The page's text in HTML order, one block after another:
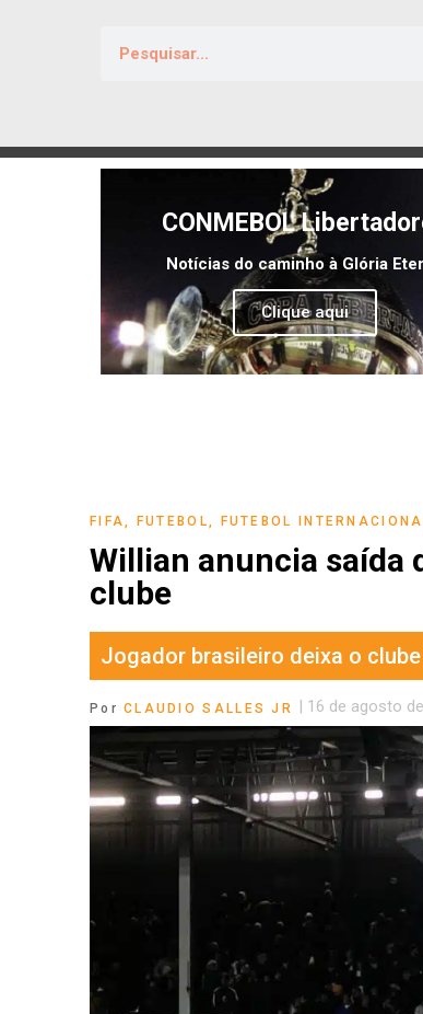
CONMEBOL
Notícias do caminho à Glória
Clique aqui
FIFA, FUTEBOL, FUTEBOL
Willian anuncia saída
clube
Jogador brasileiro deixa o
Por CLAUDIO SALLES JR | 16 de agosto